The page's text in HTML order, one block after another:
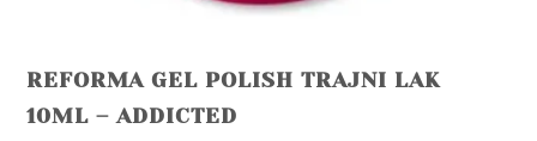
REFORMA GEL POLISH TRAJNI LAK
10ML – ADDICTED